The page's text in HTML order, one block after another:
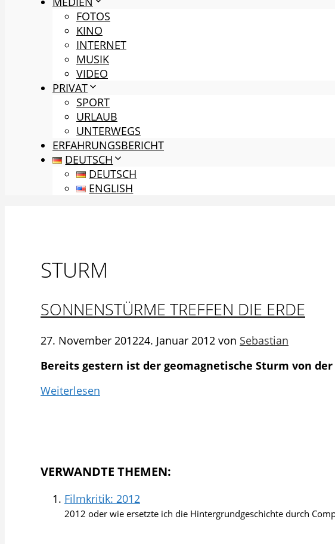
FOTOS
KINO
INTERNET
MUSIK
VIDEO
PRIVAT
SPORT
URLAUB
UNTERWEGS
ERFAHRUNGSBERICHT
DEUTSCH
DEUTSCH
ENGLISH
STURM
SONNENSTÜRME TREFFEN DIE ERDE
27. November 201224. Januar 2012 von Sebastian
Bereits gestern ist der geomagnetische Sturm von
Weiterlesen
VERWANDTE THEMEN:
Filmkritik: 2012
2012 oder wie ersetzte ich die Hintergrundgeschichte durch